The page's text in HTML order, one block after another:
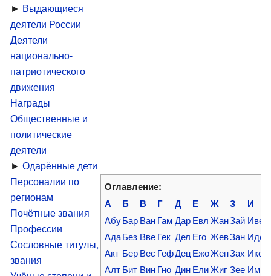
► Выдающиеся
деятели России
Деятели
национально-
патриотического
движения
Награды
Общественные и
политические
деятели
► Одарённые дети
Персоналии по
регионам
Почётные звания
Профессии
Сословные титулы,
звания
Оглавление:
А
Б В Г Д Е Ж З И
АбуБарВанГамДарЕвлЖанЗай Иве
АдаБез ВвеГек Дел Его ЖевЗан Идо
Акт БерВес ГефДецЕжоЖенЗах Ико
АлтБит ВинГно ДинЕлиЖиг Зее Имп